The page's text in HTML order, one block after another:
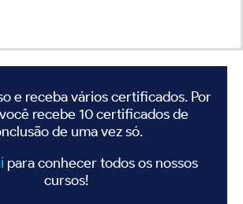
e receba vários certificados. Por
recebe 10 certificados de
de uma vez só.
para conhecer todos os nossos
cursos!